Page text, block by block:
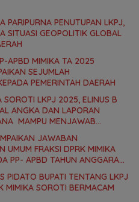
PARIPURNA PENUTUPAN LKPJ,
SITUASI GEOPOLITIK GLOBAL
APBD MIMIKA TA 2025
SEJUMLAH
PEMERINTAH DAERAH
SOROTI LKPJ 2025, ELINUS B
ANGKA DAN LAPORAN
MAMPU MENJAWAB
JAWABAN
UMUM FRAKSI DPRK MIMIKA
PP- APBD TAHUN ANGGARAN
PIDATO BUPATI TENTANG LKPJ
MIMIKA SOROTI BERMACAM